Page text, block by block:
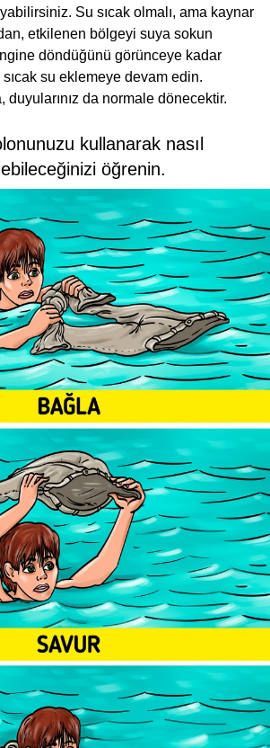
Su sıcak olmalı, ama kaynar
etkilenen bölgeyi suya sokun
döndüğünü görünceye kadar
su eklemeye devam edin.
duyularınız da normale dönecektir.
kullanarak nasıl
öğrenin.